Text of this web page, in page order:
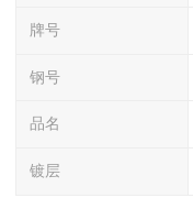
牌号
钢号
品名
镀层